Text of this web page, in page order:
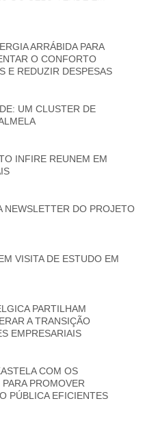
ARRÁBIDA PARA
O CONFORTO
E REDUZIR DESPESAS
UM CLUSTER DE
INFIRE REUNEM EM
NEWSLETTER DO PROJETO
VISITA DE ESTUDO EM
PARTILHAM
A TRANSIÇÃO
EMPRESARIAIS
COM OS
PROMOVER
PÚBLICA EFICIENTES